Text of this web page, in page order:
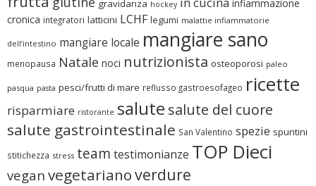
gravidanza hockey
infiammazione
cronica integratori latticini LCHF legumi malattie infiammatorie
dell’intestino mangiare locale mangiare sano
menopausa Natale noci nutrizionista osteoporosi paleo
pasqua pasta pesci/frutti di mare reflusso gastroesofageo ricette
risparmiare ristorante salute salute del cuore
salute gastrointestinale San Valentino spezie spuntini
stitichezza stress team testimonianze TOP Dieci
vegan vegetarianoverdure